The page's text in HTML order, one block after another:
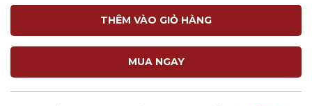
THÊM VÀO GIỎ HÀNG
MUA NGAY